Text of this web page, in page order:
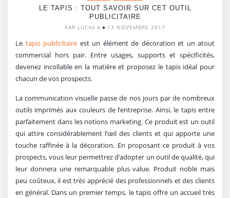
LE TAPIS : TOUT SAVOIR SUR CET OUTIL
PUBLICITAIRE
PAR LUCAS A 13 NOVEMBRE 2017
Le tapis publicitaire est un élément de décoration et un atout
commercial hors pair. Entre usages, supports et spécificités,
devenez incollable en la matière et proposez le tapis idéal pour
chacun de vos prospects.
La communication visuelle passe de nos jours par de nombreux
outils imprimés aux couleurs de l’entreprise. Ainsi, le tapis entre
parfaitement dans les notions marketing. Ce produit est un outil
qui attire considérablement l’œil des clients et qui apporte une
touche raffinée à la décoration. En proposant ce produit à vos
prospects, vous leur permettrez d’adopter un outil de qualité, qui
leur donnera une remarquable plus value. Produit noble mais
peu coûteux, il est très apprécié des professionnels et des clients
en général. Dans un premier temps, le tapis offre un accueil très